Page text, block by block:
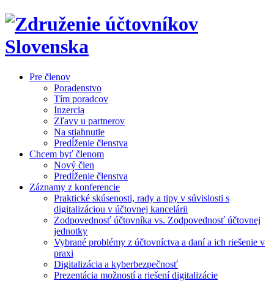
Pre členov
Poradenstvo
Tím poradcov
Inzercia
Zľavy u partnerov
Na stiahnutie
Predĺženie členstva
Chcem byť členom
Nový člen
Predĺženie členstva
Záznamy z konferencie
Praktické skúsenosti, rady a tipy v súvislosti s
digitalizáciou v účtovnej kancelárii
Zodpovednosť účtovníka vs. Zodpovednosť účtovnej
jednotky
Vybrané problémy z účtovníctva a daní a ich riešenie v
praxi
Digitalizácia a kyberbezpečnosť
Prezentácia možností a riešení digitalizácie